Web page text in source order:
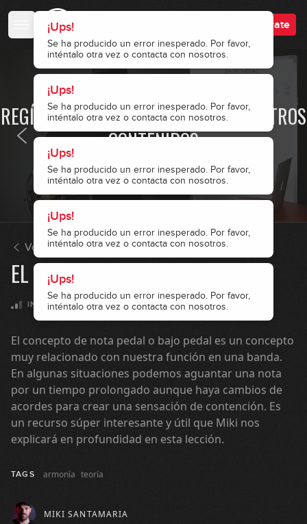
¡Ups!
Se ha producido un error inesperado. Por favor,
inténtalo otra vez o contacta con nosotros.
¡Ups!
Se ha producido un error inesperado. Por favor,
inténtalo otra vez o contacta con nosotros.
¡Ups!
Se ha producido un error inesperado. Por favor,
inténtalo otra vez o contacta con nosotros.
¡Ups!
Se ha producido un error inesperado. Por favor,
inténtalo otra vez o contacta con nosotros.
¡Ups!
Se ha producido un error inesperado. Por favor,
inténtalo otra vez o contacta con nosotros.
Regístrate
REGÍSTRATE Y ACCEDE A TODOS NUESTROS
CONTENIDOS
Accede Regístrate
Volver a Armonía musical para bajistas 1
EL CONCEPTO DE BAJO PEDAL
INTERMEDIO
El concepto de nota pedal o bajo pedal es un concepto
muy relacionado con nuestra función en una banda.
En algunas situaciones podemos aguantar una nota
por un tiempo prolongado aunque haya cambios de
acordes para crear una sensación de contención. Es
un recurso súper interesante y útil que Miki nos
explicará en profundidad en esta lección.
TAGS armonía teoría
MIKI SANTAMARIA
17:59 GRATIS
14:00
La tonalidad: explicación teórica
(parte 2)
8
teórica
15:45
explicación teórica
10
10:33
11
10:57
12
10:53
diatónicos
13
Modos griegos: jónica, lidia y
mixolidia
09:33
Modos griegos: dórica, frigia,
15